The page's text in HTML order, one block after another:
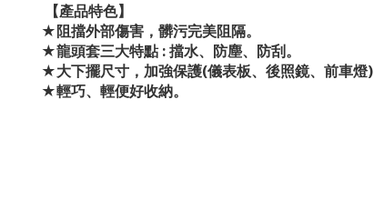
【產品特色】
★阻擋外部傷害，髒污完美阻隔。
★龍頭套三大特點 : 擋水、防塵、防刮。
★大下擺尺寸，加強保護(儀表板、後照鏡、前車燈)
★輕巧、輕便好收納。